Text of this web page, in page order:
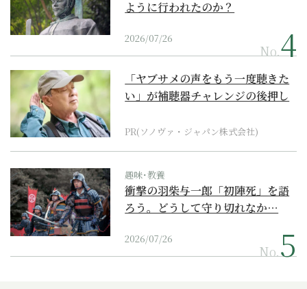
ように行われたのか？
2026/07/26
No.
「ヤブサメの声をもう一度聴きた
い」が補聴器チャレンジの後押し
PR(ソノヴァ・ジャパン株式会社)
趣味･教養
衝撃の羽柴与一郎「初陣死」を語
ろう。どうして守り切れなか…
2026/07/26
No.